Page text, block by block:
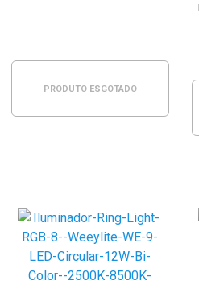
PRODUTO ESGOTADO